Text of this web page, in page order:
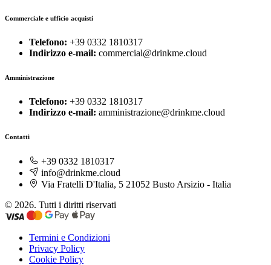
Commerciale e ufficio acquisti
Telefono: +39 0332 1810317
Indirizzo e-mail: commercial@drinkme.cloud
Amministrazione
Telefono: +39 0332 1810317
Indirizzo e-mail: amministrazione@drinkme.cloud
Contatti
+39 0332 1810317
info@drinkme.cloud
Via Fratelli D'Italia, 5 21052 Busto Arsizio - Italia
© 2026. Tutti i diritti riservati
Termini e Condizioni
Privacy Policy
Cookie Policy